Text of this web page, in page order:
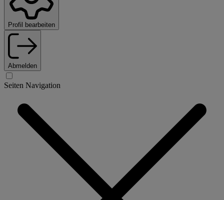
Profil bearbeiten
Abmelden
Seiten Navigation